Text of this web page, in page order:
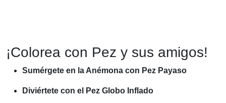
¡Colorea con Pez y sus amigos!
Sumérgete en la Anémona con Pez Payaso
Diviértete con el Pez Globo Inflado